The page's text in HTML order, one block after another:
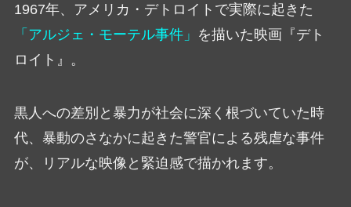
1967年、アメリカ・デトロイトで実際に起きた
「アルジェ・モーテル事件」 を描いた映画『デト
ロイト』。
黒人への差別と暴力が社会に深く根づいていた時
代、暴動のさなかに起きた警官による残虐な事件
が、リアルな映像と緊迫感で描かれます。